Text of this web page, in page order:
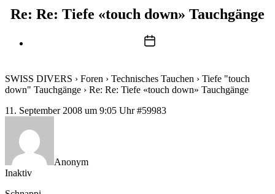
Re: Re: Tiefe «touch down» Tauchgänge
Beitragsdatum
SWISS DIVERS › Foren › Technisches Tauchen › Tiefe "touch
down" Tauchgänge › Re: Re: Tiefe «touch down» Tauchgänge
11. September 2008 um 9:05 Uhr #59983
Anonym
Inaktiv